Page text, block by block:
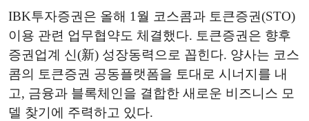
IBK투자증권은 올해 1월 코스콤과 토큰증권(STO)
이용 관련 업무협약도 체결했다. 토큰증권은 향후
증권업계 신(新) 성장동력으로 꼽힌다. 양사는 코스
콤의 토큰증권 공동플랫폼을 토대로 시너지를 내
고, 금융과 블록체인을 결합한 새로운 비즈니스 모
델 찾기에 주력하고 있다.